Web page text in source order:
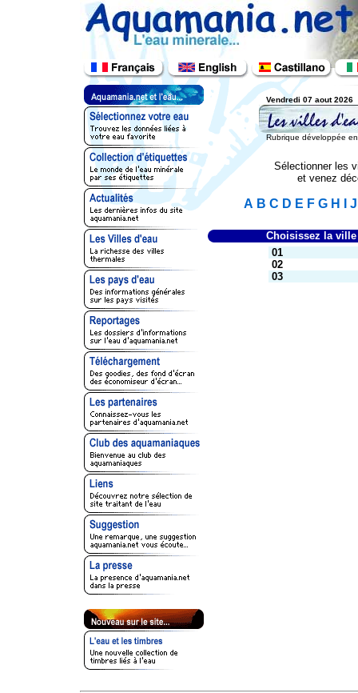
Vendredi 07 aout 2026
Rubrique développée
Sélectionner les
et venez
A B C D E F G H J
Choisissez la
01
02
03